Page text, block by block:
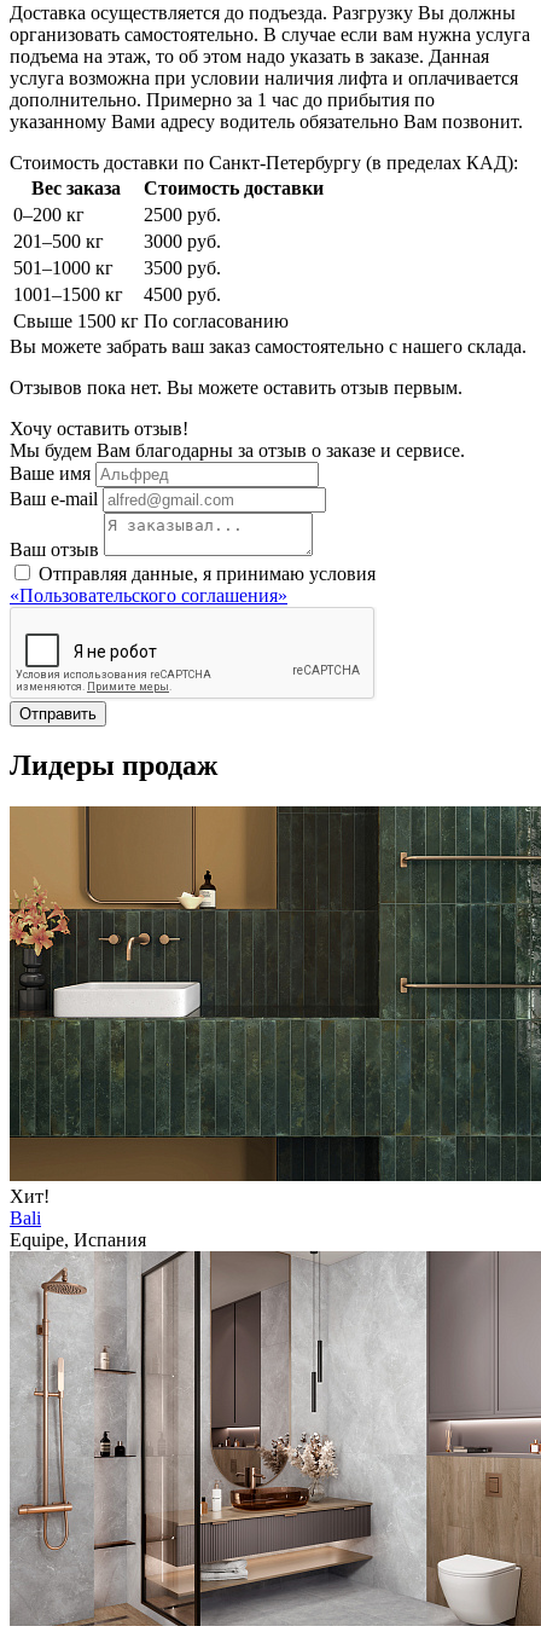
Доставка осуществляется до подъезда. Разгрузку Вы должны
организовать самостоятельно. В случае если вам нужна услуга
подъема на этаж, то об этом надо указать в заказе. Данная
услуга возможна при условии наличия лифта и оплачивается
дополнительно. Примерно за 1 час до прибытия по
указанному Вами адресу водитель обязательно Вам позвонит.
Стоимость доставки по Санкт-Петербургу (в пределах КАД):
Вес заказа
Стоимость доставки
0–200 кг
2500 руб.
201–500 кг
3000 руб.
501–1000 кг
3500 руб.
1001–1500 кг
4500 руб.
Свыше 1500 кг По согласованию
Вы можете забрать ваш заказ самостоятельно с нашего склада.
Отзывов пока нет. Вы можете оставить отзыв первым.
Хочу оставить отзыв!
Мы будем Вам благодарны за отзыв о заказе и сервисе.
Ваше имя
Ваш e-mail
Ваш отзыв
Отправляя данные, я принимаю условия
«Пользовательского соглашения»
Отправить
Лидеры продаж
Хит!
Bali
Equipe, Испания